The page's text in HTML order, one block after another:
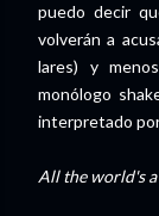
puedo decir
volverán a
lares) y
monólogo
interpretado
All the world's a